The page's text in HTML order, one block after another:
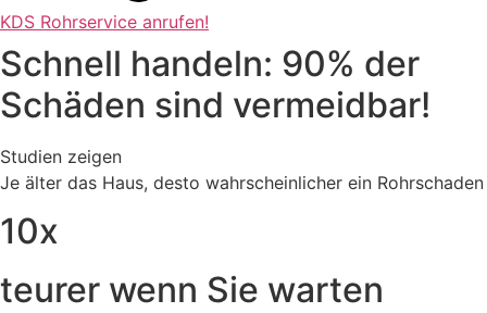
KDS Rohrservice anrufen!
Schnell handeln: 90% der
Schäden sind vermeidbar!
Studien zeigen
Je älter das Haus, desto wahrscheinlicher ein Rohrschaden
10x
teurer wenn Sie warten